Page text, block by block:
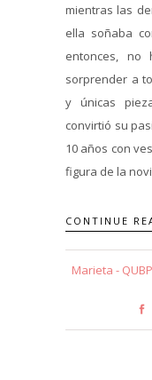
mientras las
ella soñaba
entonces, no
sorprender a
y únicas
convirtió su
10 años con
figura de la
CONTINUE
Marieta - QUBP